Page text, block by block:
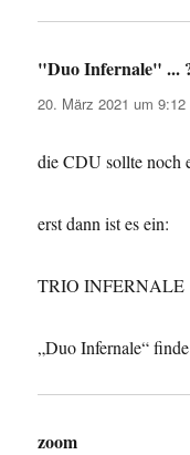
"Duo Infernale" ...
20. März 2021 um 9:12
die CDU sollte noch
erst dann ist es ein:
TRIO INFERNALE
„Duo Infernale“
zoom